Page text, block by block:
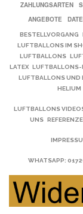
ZAHLUNGSARTEN
ANGEBOTE
BESTELLVORGANG
LUFTBALLONS IM
LUFTBALLONS
LATEX
LUFTBALLONS-
LUFTBALLONS UND
HELIUM
LUFTBALLONS
UNS
WHATSAPP: